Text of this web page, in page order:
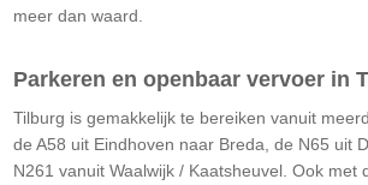
meer dan waard.
Parkeren en openbaar vervoer in
Tilburg is gemakkelijk te bereiken vanuit
de A58 uit Eindhoven naar Breda, de N65 uit
N261 vanuit Waalwijk / Kaatsheuvel. Ook met